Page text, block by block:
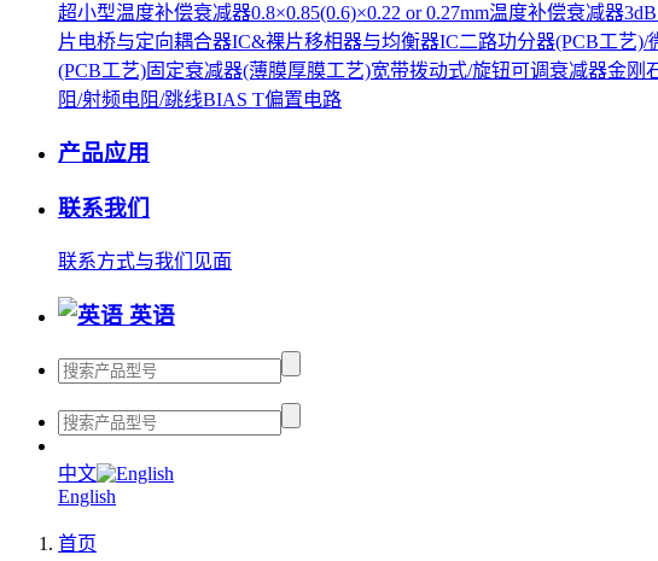
超小型温度补偿衰减器0.8×0.85(0.6)×0.22 or 0.27mm温度补偿衰减器
片电桥与定向耦合器IC&裸片移相器与均衡器IC二路功分器(PCB工艺
(PCB工艺)固定衰减器(薄膜厚膜工艺)宽带拨动式/旋钮可调衰减器金刚
阻/射频电阻/跳线BIAS T偏置电路
产品应用
联系我们
联系方式与我们见面
英语
中文
English
首页